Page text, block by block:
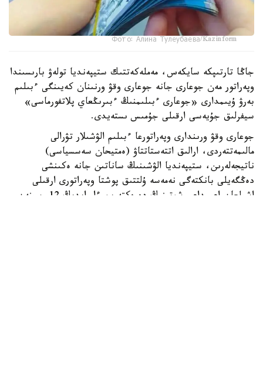
Фото: Алина Тулеубаева/Kazinform
جاڭا تارتىپكە سايكەس، مەملەكەتتىك ستيپەنديا تولەۋ بارىسىندا
وپەراتور مەن جوعارى جانە جوعارى وقۋ ورنىنان كەيىنگى ءبىلىم
بەرۋ ۇيىمدارى «جوعارى ءبىلىمنىڭ ءبىرىڭعاي پلاتفورماسى»
سيفرلىق جۇيەسى ارقىلى جۇمىس ىستەيدى.
جوعارى وقۋ ورىندارى وپەراتورعا ءبىلىم الۋشىلار تۋرالى
مالىمەتتەردى، ارالىق اتتەستاتتاۋ (ەمتيحان سەسسياسى)
ناتيجەلەرىن، ستيپەنديا الۋشىنىڭ ساناتىن جانە ەكىنشى
دەڭگەيلى بانكتەگى نەمەسە ۇلتتىق پوشتا وپەراتورى ارقىلى
اشىلعان اعىمداعى شوتىنىڭ دەرەكتەرىن ءار ايدىڭ 12-سىنەن